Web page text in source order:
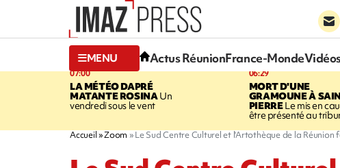
MENU Actus RéunionFrance-Monde
07:00
LA MÉTÉO DAPRÉ
MATANTE ROSINAUn
vendredi sous le vent
06:29
MORT D'UNE
GRAMOUNE À
PIERRELe mis en
être présenté au
Accueil Zoom Le Sud Centre Culturel et l'Artothèque de la Réunion